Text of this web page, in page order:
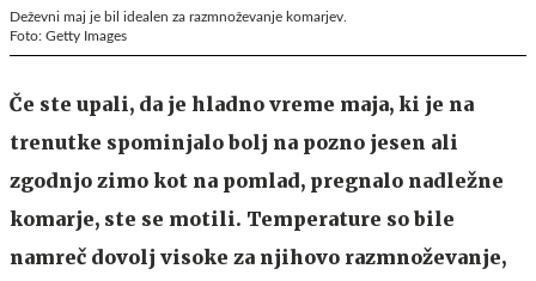
Deževni maj je bil idealen za razmnoževanje komarjev.
Foto: Getty Images
Če ste upali, da je hladno vreme maja, ki je na
trenutke spominjalo bolj na pozno jesen ali
zgodnjo zimo kot na pomlad, pregnalo nadležne
komarje, ste se motili. Temperature so bile
namreč dovolj visoke za njihovo razmnoževanje,